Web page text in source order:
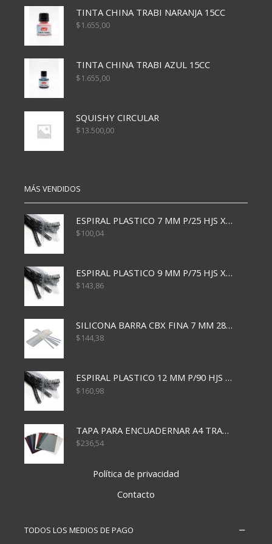
TINTA CHINA TRABI NARANJA 15CC
$1.655,00
TINTA CHINA TRABI AZUL 15CC
$1.655,00
SQUISHY CIRCULAR
$13.500,00
MÁS VENDIDOS
ESPIRAL PLASTICO 7 MM P/25 HJS X50x3000
$100,04
ESPIRAL PLASTICO 9 MM P/75 HJS X50X2400
$143,86
SILICONA BARRA CBX FINA 7 MM 28 CM
$144,38
ESPIRAL PLASTICO 12 MM P/90 HJS X50X1500
$160,98
TAPA PARA ENCUADERNAR A4 TRANSP x50x500
$236,54
Política de privacidad
Contacto
TODOS LOS MEDIOS DE PAGO